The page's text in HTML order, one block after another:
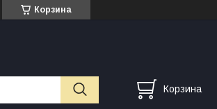
Корзина
Корзина